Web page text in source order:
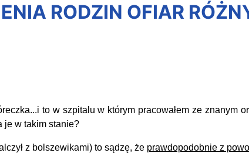
RODZIN OFIAR
to w szpitalu w którym pracowałem ze
je w takim stanie?
z bolszewikami) to sądzę, że prawdopodobnie z